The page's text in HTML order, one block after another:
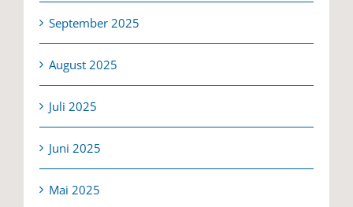
September 2025
August 2025
Juli 2025
Juni 2025
Mai 2025